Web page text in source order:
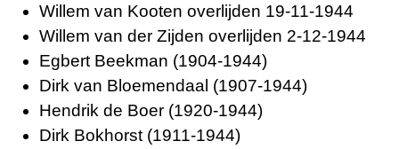
Willem van Kooten overlijden 19-11-1944
Willem van der Zijden overlijden 2-12-1944
Egbert Beekman (1904-1944)
Dirk van Bloemendaal (1907-1944)
Hendrik de Boer (1920-1944)
Dirk Bokhorst (1911-1944)